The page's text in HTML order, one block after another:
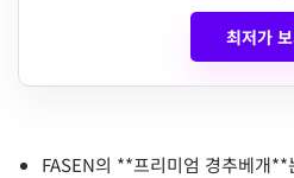
최저가
FASEN의 **프리미엄 경추베개